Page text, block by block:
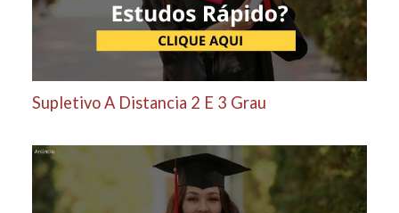
Supletivo A Distancia 2 E 3 Grau